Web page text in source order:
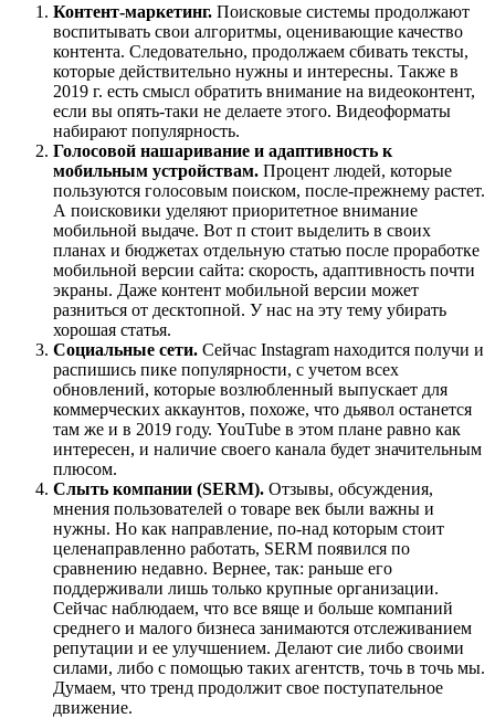
Контент-маркетинг. Поисковые системы продолжают
воспитывать свои алгоритмы, оценивающие качество
контента. Следовательно, продолжаем сбивать тексты,
которые действительно нужны и интересны. Также в
2019 г. есть смысл обратить внимание на видеоконтент,
если вы опять-таки не делаете этого. Видеоформаты
набирают популярность.
Голосовой нашаривание и адаптивность к
мобильным устройствам. Процент людей, которые
пользуются голосовым поиском, после-прежнему растет.
А поисковики уделяют приоритетное внимание
мобильной выдаче. Вот п стоит выделить в своих
планах и бюджетах отдельную статью после проработке
мобильной версии сайта: скорость, адаптивность почти
экраны. Даже контент мобильной версии может
разниться от десктопной. У нас на эту тему убирать
хорошая статья.
Социальные сети. Сейчас Instagram находится получи и
распишись пике популярности, с учетом всех
обновлений, которые возлюбленный выпускает для
коммерческих аккаунтов, похоже, что дьявол останется
там же и в 2019 году. YouTube в этом плане равно как
интересен, и наличие своего канала будет значительным
плюсом.
Слыть компании (SERM). Отзывы, обсуждения,
мнения пользователей о товаре век были важны и
нужны. Но как направление, по-над которым стоит
целенаправленно работать, SERM появился по
сравнению недавно. Вернее, так: раньше его
поддерживали лишь только крупные организации.
Сейчас наблюдаем, что все вяще и больше компаний
среднего и малого бизнеса занимаются отслеживанием
репутации и ее улучшением. Делают сие либо своими
силами, либо с помощью таких агентств, точь в точь мы.
Думаем, что тренд продолжит свое поступательное
движение.